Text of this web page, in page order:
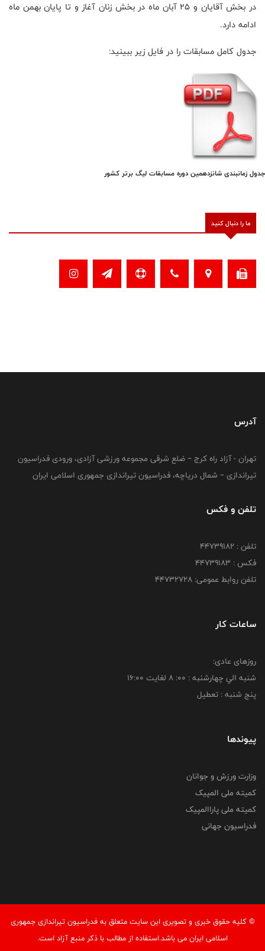
در بخش آقایان و 25 آبان ماه در بخش زنان آغاز و تا پایان بهمن ماه
ادامه دارد.
جدول کامل مسابقات را در فایل زیر ببینید:
جدول زمانبندی شانزدهمین دوره مسابقات لیگ برتر کشور
ما را دنبال کنید
آدرس
تهران - آزاد راه کرج – ضلع شرقی مجموعه ورزشی آزادی، ورودی فدراسیون
تیراندازی – شمال دریاچه، فدراسیون تیراندازی جمهوری اسلامی ایران
تلفن و فکس
تلفن : ۴۴۷۳۹۱۸۲
فکس : ۴۴۷۳۹۱۸3
تلفن روابط عمومی: ۴۴۷۳۲۷۲۸
ساعات کار
روزهای عادی:
شنبه الي چهارشنبه : 00: 8 لغايت 16:00
پنج شنبه : تعطیل
پیوندها
وزارت ورزش و جوانان
کمیته ملی المپیک
کمیته ملی پاراالمپیک
فدراسیون جهانی
© کليه حقوق خبری و تصويری اين سايت متعلق به فدراسیون تیراندازی جمهوری
اسلامی ایران می باشد.استفاده از مطالب با ذكر منبع آزاد است.